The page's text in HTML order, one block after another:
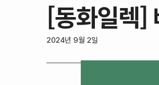
[동화일렉]
2024년 9월 2일